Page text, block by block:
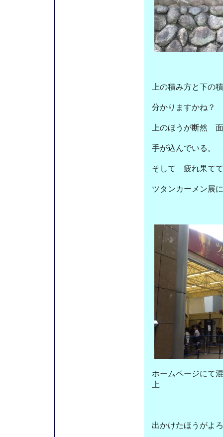
上の積み方と下の
分かりますかね？
上のほうが断
手が込んでいる。
そして 疲れ果てて
ツタンカーメン展に
ホームページにて
上
出かけたほうがよ